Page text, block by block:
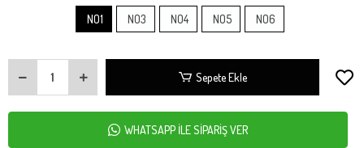
NO1 NO3 NO4 NO5 NO6
Sepete Ekle
WHATSAPP İLE SİPARİŞ VER